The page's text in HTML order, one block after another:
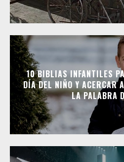
10 BIBLIAS INFANTILES
DÍA DEL NIÑO Y ACERCAR
LA PALABRA